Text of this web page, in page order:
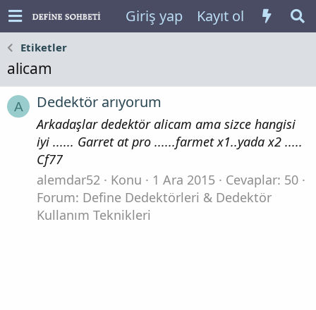
Giriş yap Kayıt ol
Etiketler
alicam
A Dedektör arıyorum
Arkadaşlar dedektör alicam ama sizce hangisi
iyi ...... Garret at pro ......farmet x1..yada x2 .....
Cf77
alemdar52
Konu 1 Ara 2015
Cevaplar: 50
Forum: Define Dedektörleri & Dedektör
Kullanım Teknikleri